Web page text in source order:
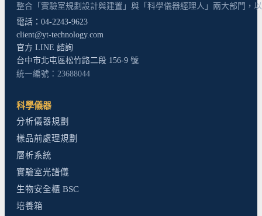
整合「實驗室規劃設計與建置」與「科學儀器經理人」兩大部門，
電話：04-2243-9623
client@yt-technology.com
官方 LINE 諮詢
台中市北屯區松竹路二段 156-9 號
統一編號：23688044
科學儀器
分析儀器規劃
樣品前處理規劃
層析系統
實驗室光譜儀
生物安全櫃 BSC
培養箱